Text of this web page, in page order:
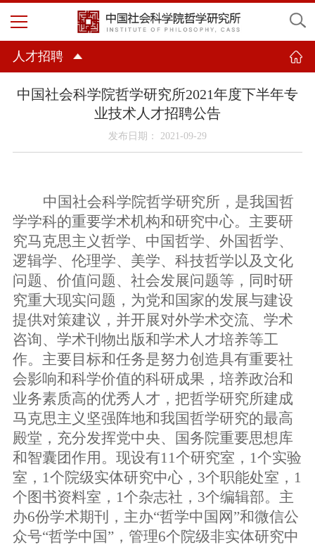
人才招聘
中国社会科学院哲学研究所2021年度下半年专
业技术人才招聘公告
发布日期： 2021-09-29
中国社会科学院哲学研究所，是我国哲
学学科的重要学术机构和研究中心。主要研
究马克思主义哲学、中国哲学、外国哲学、
逻辑学、伦理学、美学、科技哲学以及文化
问题、价值问题、社会发展问题等，同时研
究重大现实问题，为党和国家的发展与建设
提供对策建议，并开展对外学术交流、学术
咨询、学术刊物出版和学术人才培养等工
作。主要目标和任务是努力创造具有重要社
会影响和科学价值的科研成果，培养政治和
业务素质高的优秀人才，把哲学研究所建成
马克思主义坚强阵地和我国哲学研究的最高
殿堂，充分发挥党中央、国务院重要思想库
和智囊团作用。现设有11个研究室， 1个实验
室， 1个院级实体研究中心， 3个职能处室， 1
个图书资料室， 1个杂志社， 3个编辑部。主
办6份学术期刊，主办“哲学中国网”和微信公
众号“哲学中国”，管理6个院级非实体研究中